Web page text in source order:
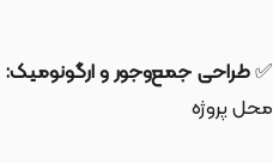
✅طراحی جمع‌وجور و ارگونومیک:
محل پروژه